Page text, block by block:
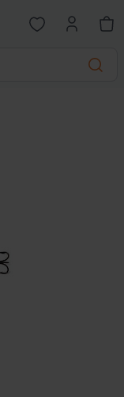
Search
Open favorites